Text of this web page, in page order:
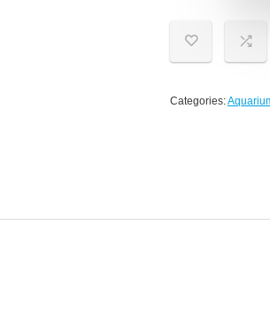
Categories: